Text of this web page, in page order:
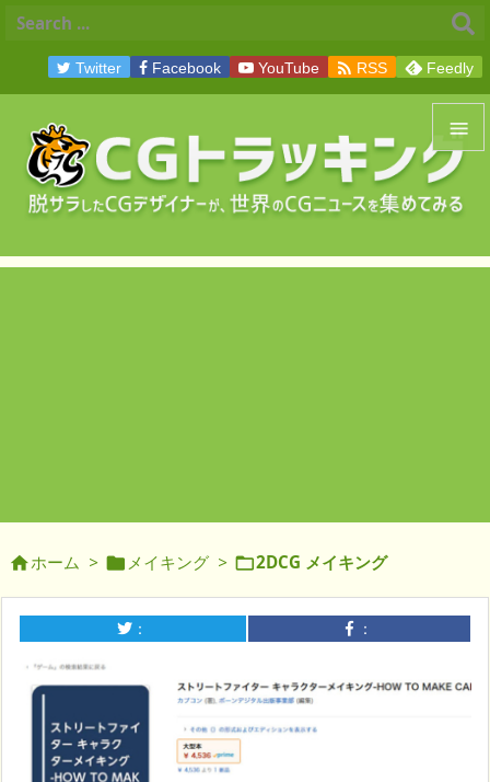


メニュ
サイ
Twitter Facebook YouTube  RSS Feedly
ホーム >  メイキング > 2DCG メイキング
： ：